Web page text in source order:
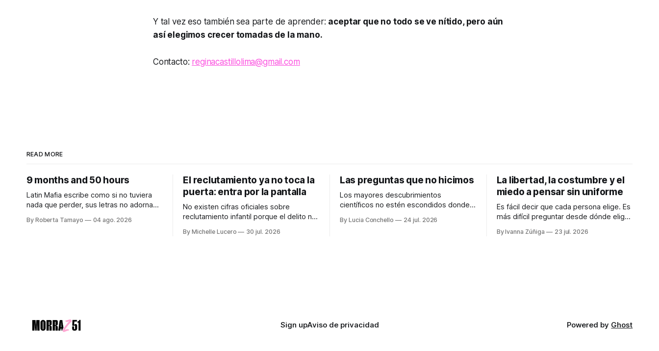
Y tal vez eso también sea parte de aprender: aceptar que no todo se ve nítido, pero aún
así elegimos crecer tomadas de la mano.
Contacto: reginacastillolima@gmail.com
READ MORE
9 months and 50 hours
Latin Mafia escribe como si no tuviera
nada que perder, sus letras no adornan
sienta bonito, nos lo dicen crudo,
By Roberta Tamayo 04 ago. 2026
El reclutamiento ya no toca la
puerta: entra por la pantalla
No existen cifras oficiales sobre
reclutamiento infantil porque el delito no
autónoma. Audiocolumna0:00/213.361×
By Michelle Lucero 30 jul. 2026
Las preguntas que no hicimos
Los mayores descubrimientos
científicos no estén escondidos donde
aquellos lugares que consideramos
By Lucia Conchello 24 jul. 2026
La libertad, la costumbre y el
miedo a pensar sin uniforme
Es fácil decir que cada persona elige. Es
más difícil preguntar desde dónde elige,
qué miedo y entre cuáles posibilidades.
By Ivanna Zúñiga 23 jul. 2026
Sign upAviso de privacidad Powered by Ghost